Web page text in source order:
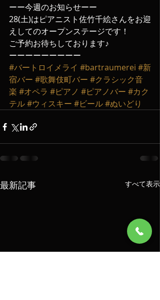
ーー今週のお知らせーー
28(土)はピアニスト佐竹千絵さんをお迎
えしてのオープンステージです！
ご予約お待ちしております♪
ーーーーーーーーー
#バートロイメライ #bartraumerei #新
宿バー #歌舞伎町バー #クラシック音
楽 #オペラ #ピアノ #ピアノバー #カク
テル#ウィスキー #ビール#ぬいどり
最新記事 すべて表示